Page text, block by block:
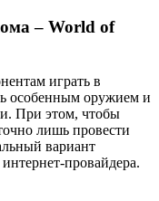
– World of
играть в
особенным оружием и
При этом, чтобы
лишь провести
вариант
провайдера.